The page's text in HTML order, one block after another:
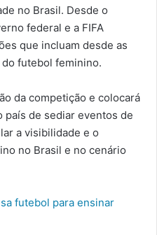
no Brasil. Desde o
federal e a FIFA
que incluam desde as
futebol feminino.
da competição e colocará
país de sediar eventos de
a visibilidade e o
no Brasil e no cenário
futebol para ensinar